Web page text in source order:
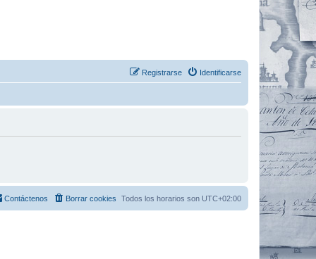
Identificarse
Registrarse
Todos los horarios son UTC+02:00
Borrar cookies
Contáctenos